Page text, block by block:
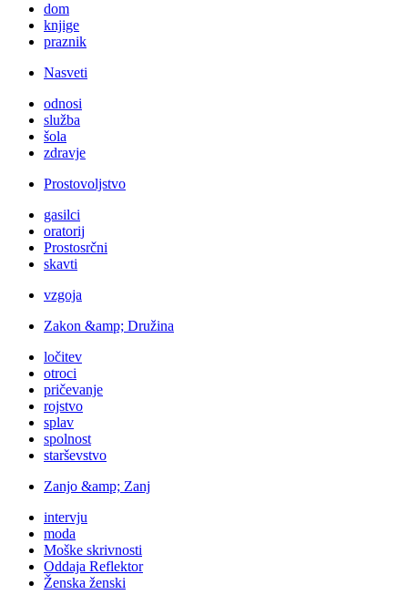
dom
knjige
praznik
Nasveti
odnosi
služba
šola
zdravje
Prostovoljstvo
gasilci
oratorij
Prostosrčni
skavti
vzgoja
Zakon &amp; Družina
ločitev
otroci
pričevanje
rojstvo
splav
spolnost
starševstvo
Zanjo &amp; Zanj
intervju
moda
Moške skrivnosti
Oddaja Reflektor
Ženska ženski